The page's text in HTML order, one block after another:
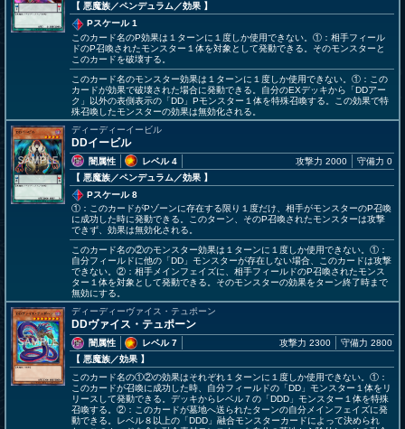
【 悪魔族／ペンデュラム／効果 】
Pスケール 1
このカード名のP効果は１ターンに１度しか使用できない。①：相手フィール
ドのP召喚されたモンスター１体を対象として発動できる。そのモンスターと
このカードを破壊する。
このカード名のモンスター効果は１ターンに１度しか使用できない。①：この
カードが効果で破壊された場合に発動できる。自分のEXデッキから「DDアー
ク」以外の表側表示の「DD」Pモンスター１体を特殊召喚する。この効果で特
殊召喚したモンスターの効果は無効化される。
ディーディーイービル
DDイービル
闇属性
レベル 4
【 悪魔族／ペンデュラム／効果 】
攻撃力 2000 守備力 0
Pスケール 8
①：このカードがPゾーンに存在する限り１度だけ、相手がモンスターのP召喚
に成功した時に発動できる。このターン、そのP召喚されたモンスターは攻撃
できず、効果は無効化される。
このカード名の②のモンスター効果は１ターンに１度しか使用できない。①：
自分フィールドに他の「DD」モンスターが存在しない場合、このカードは攻撃
できない。②：相手メインフェイズに、相手フィールドのP召喚されたモンス
ター１体を対象として発動できる。そのモンスターの効果をターン終了時まで
無効にする。
ディーディーヴァイス・テュポーン
DDヴァイス・テュポーン
闇属性
レベル 7
【 悪魔族／効果 】
攻撃力 2300 守備力 2800
このカード名の①②の効果はそれぞれ１ターンに１度しか使用できない。①：
このカードが召喚に成功した時、自分フィールドの「DD」モンスター１体をリ
リースして発動できる。デッキからレベル７の「DDD」モンスター１体を特殊
召喚する。②：このカードが墓地へ送られたターンの自分メインフェイズに発
動できる。レベル８以上の「DDD」融合モンスターカードによって決められ